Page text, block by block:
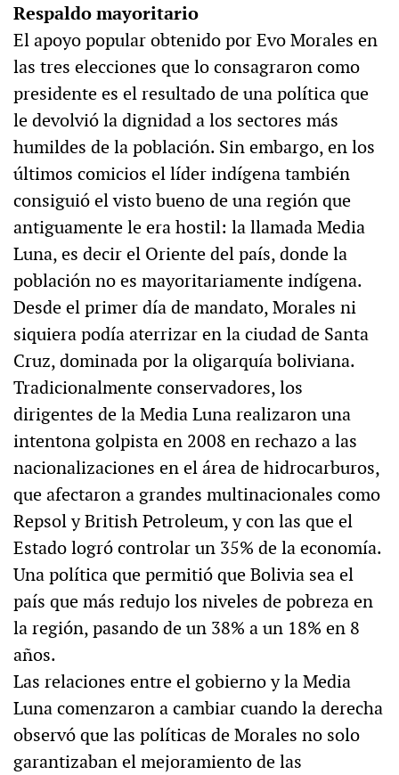
Respaldo mayoritario
El apoyo popular obtenido por Evo Morales en
las tres elecciones que lo consagraron como
presidente es el resultado de una política que
le devolvió la dignidad a los sectores más
humildes de la población. Sin embargo, en los
últimos comicios el líder indígena también
consiguió el visto bueno de una región que
antiguamente le era hostil: la llamada Media
Luna, es decir el Oriente del país, donde la
población no es mayoritariamente indígena.
Desde el primer día de mandato, Morales ni
siquiera podía aterrizar en la ciudad de Santa
Cruz, dominada por la oligarquía boliviana.
Tradicionalmente conservadores, los
dirigentes de la Media Luna realizaron una
intentona golpista en 2008 en rechazo a las
nacionalizaciones en el área de hidrocarburos,
que afectaron a grandes multinacionales como
Repsol y British Petroleum, y con las que el
Estado logró controlar un 35% de la economía.
Una política que permitió que Bolivia sea el
país que más redujo los niveles de pobreza en
la región, pasando de un 38% a un 18% en 8
años.
Las relaciones entre el gobierno y la Media
Luna comenzaron a cambiar cuando la derecha
observó que las políticas de Morales no solo
garantizaban el mejoramiento de las